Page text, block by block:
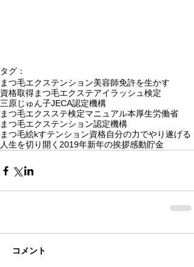
タグ：
まつ毛エクステンション美容師免許を生かす
資格取得まつ毛エクステアイラッシュ検定
三原じゅん子JECA認定機構
まつ毛エクスステ検定マニュアル本厚生労働省
まつ毛エクステンション認定機構
まつ毛絵kすテンション資格自分の力でやり遂げる
人生を切り開く 2019年新年の挨拶感動貯金
コメント